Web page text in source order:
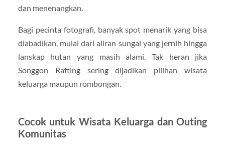
dan menenangkan.
Bagi pecinta fotografi, banyak spot menarik yang bisa
diabadikan, mulai dari aliran sungai yang jernih hingga
lanskap hutan yang masih alami. Tak heran jika
Songgon Rafting sering dijadikan pilihan wisata
keluarga maupun rombongan.
Cocok untuk Wisata Keluarga dan Outing
Komunitas